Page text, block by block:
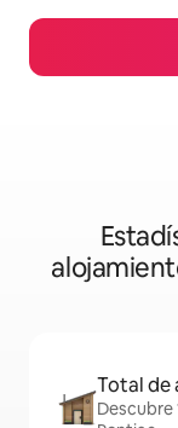
Total de
Descubre